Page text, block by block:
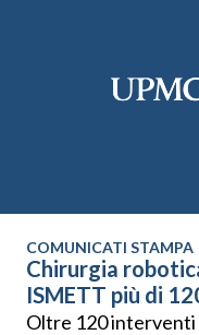
COMUNICATI STAMPA
Chirurgia
ISMETT più di
Oltre 120 interventi